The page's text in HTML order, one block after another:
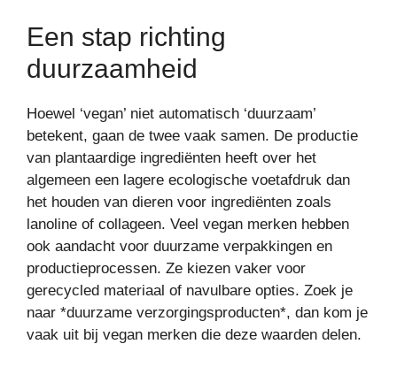
Een stap richting
duurzaamheid
Hoewel ‘vegan’ niet automatisch ‘duurzaam’
betekent, gaan de twee vaak samen. De productie
van plantaardige ingrediënten heeft over het
algemeen een lagere ecologische voetafdruk dan
het houden van dieren voor ingrediënten zoals
lanoline of collageen. Veel vegan merken hebben
ook aandacht voor duurzame verpakkingen en
productieprocessen. Ze kiezen vaker voor
gerecycled materiaal of navulbare opties. Zoek je
naar *duurzame verzorgingsproducten*, dan kom je
vaak uit bij vegan merken die deze waarden delen.